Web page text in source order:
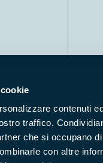
contenuti
traffico.
che si occupano
con altre